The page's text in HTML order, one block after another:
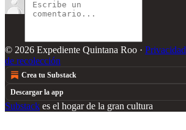
© 2026 Expediente Quintana Roo · Privacidad
de recolección
Crea tu Substack
Descargar la app
Substack es el hogar de la gran cultura